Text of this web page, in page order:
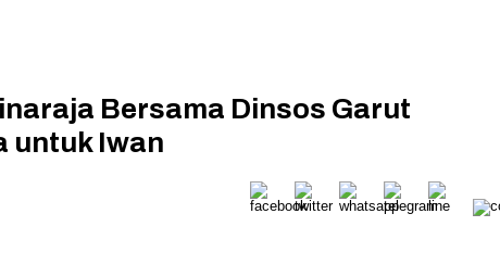
Bersama Dinsos Garut
untuk Iwan